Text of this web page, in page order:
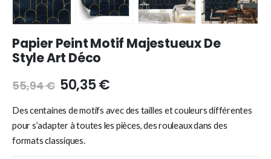
Papier Peint Motif Majestueux De
Style Art Déco
55,94€ 50,35€
Des centaines de motifs avec des tailles et couleurs différentes
pour s’adapter à toutes les pièces, des rouleaux dans des
formats classiques.